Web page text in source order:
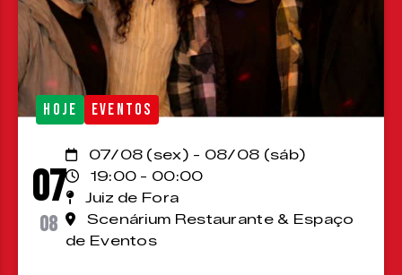
HOJE EVENTOS
07
08
07/08 (sex) - 08/08 (sáb)
19:00 - 00:00
Juiz de Fora
Scenárium Restaurante & Espaço
de Eventos